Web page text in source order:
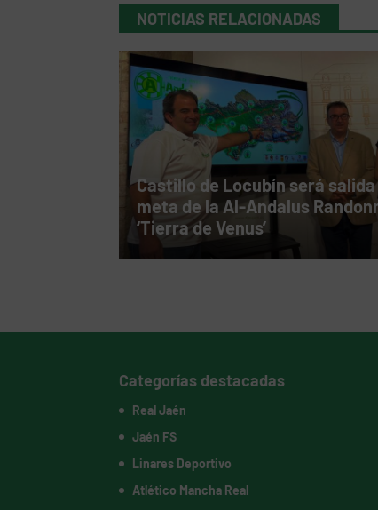
NOTICIAS RELACIONADAS
Castillo de Locubín será
meta de la Al-Andalus
‘Tierra de Venus’
Categorías destacadas
Real Jaén
Jaén FS
Linares Deportivo
Atlético Mancha Real